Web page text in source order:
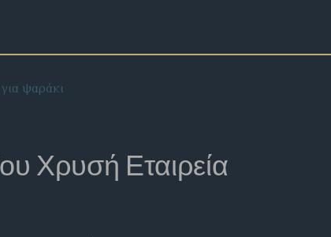
για ψαράκι
Χρυσή Εταιρεία